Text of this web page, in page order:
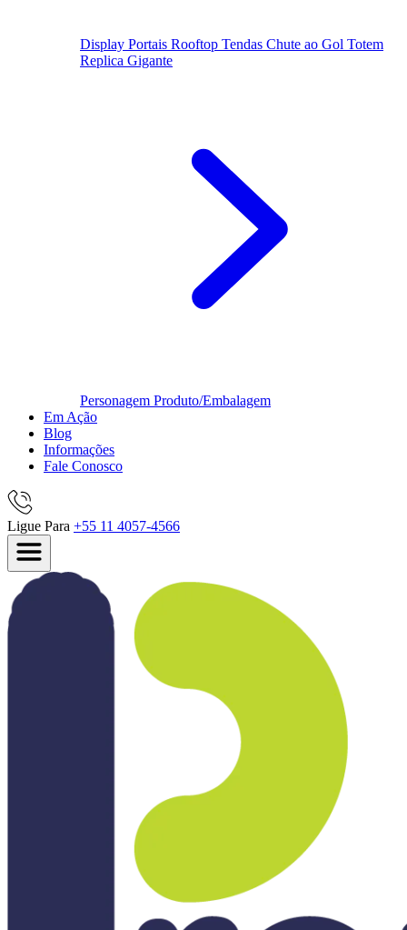
Display Portais Rooftop Tendas Chute ao Gol Totem
Replica Gigante
Personagem Produto/Embalagem
Em Ação
Blog
Informações
Fale Conosco
Ligue Para +55 11 4057-4566